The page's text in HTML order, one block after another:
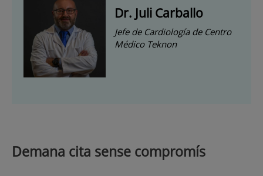
Dr. Juli Carballo
Jefe de Cardiología de Centro
Médico Teknon
Demana cita sense compromís